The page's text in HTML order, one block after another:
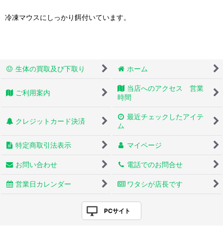
冷凍マウスにしっかり餌付いています。
生体の買取及び下取り ホーム
ご利用案内
当店へのアクセス 営業
時間
クレジットカード決済
最近チェックしたアイテ
ム
特定商取引法表示 マイページ
お問い合わせ 電話でのお問合せ
営業日カレンダー ワタシが店長です
PCサイト